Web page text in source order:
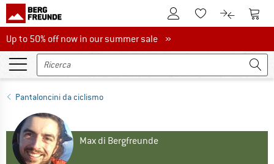
Al conto clienteAlla lista
Al Al
Up to 50% off now in our summer sale
Up to 50% off now in our summer sale »
Pantaloncini da ciclismo
Max di Bergfreunde